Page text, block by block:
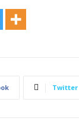
Twitter